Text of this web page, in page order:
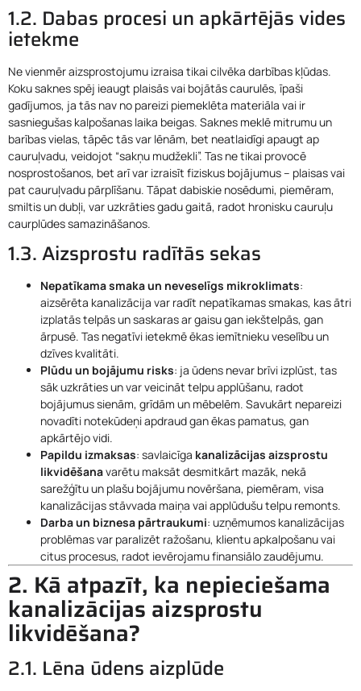
1.2. Dabas procesi un apkārtējās vides
ietekme
Ne vienmēr aizsprostojumu izraisa tikai cilvēka darbības kļūdas.
Koku saknes spēj ieaugt plaisās vai bojātās caurulēs, īpaši
gadījumos, ja tās nav no pareizi piemeklēta materiāla vai ir
sasniegušas kalpošanas laika beigas. Saknes meklē mitrumu un
barības vielas, tāpēc tās var lēnām, bet neatlaidīgi apaugt ap
cauruļvadu, veidojot “sakņu mudžekli”. Tas ne tikai provocē
nosprostošanos, bet arī var izraisīt fiziskus bojājumus – plaisas vai
pat cauruļvadu pārplīšanu. Tāpat dabiskie nosēdumi, piemēram,
smiltis un dubļi, var uzkrāties gadu gaitā, radot hronisku cauruļu
caurplūdes samazināšanos.
1.3. Aizsprostu radītās sekas
Nepatīkama smaka un neveselīgs mikroklimats:
aizsērēta kanalizācija var radīt nepatīkamas smakas, kas ātri
izplatās telpās un saskaras ar gaisu gan iekštelpās, gan
ārpusē. Tas negatīvi ietekmē ēkas iemītnieku veselību un
dzīves kvalitāti.
Plūdu un bojājumu risks: ja ūdens nevar brīvi izplūst, tas
sāk uzkrāties un var veicināt telpu applūšanu, radot
bojājumus sienām, grīdām un mēbelēm. Savukārt nepareizi
novadīti notekūdeņi apdraud gan ēkas pamatus, gan
apkārtējo vidi.
Papildu izmaksas: savlaicīga kanalizācijas aizsprostu
likvidēšanavarētu maksāt desmitkārt mazāk, nekā
sarežģītu un plašu bojājumu novēršana, piemēram, visa
kanalizācijas stāvvada maiņa vai applūdušu telpu remonts.
Darba un biznesa pārtraukumi: uzņēmumos kanalizācijas
problēmas var paralizēt ražošanu, klientu apkalpošanu vai
citus procesus, radot ievērojamu finansiālo zaudējumu.
2. Kā atpazīt, ka nepieciešama
kanalizācijas aizsprostu
likvidēšana?
2.1. Lēna ūdens aizplūde